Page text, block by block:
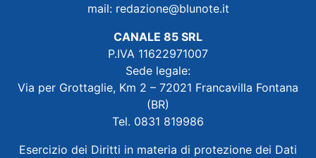
mail: redazione@blunote.it
CANALE 85 SRL
P.IVA 11622971007
Sede legale:
Via per Grottaglie, Km 2 – 72021 Francavilla Fontana
(BR)
Tel. 0831 819986
Esercizio dei Diritti in materia di protezione dei Dati